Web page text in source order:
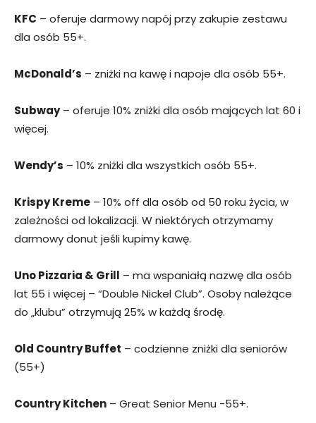
KFC – oferuje darmowy napój przy zakupie zestawu
dla osób 55+.
McDonald’s – zniżki na kawę i napoje dla osób 55+.
Subway– oferuje 10% zniżki dla osób mających lat 60 i
więcej.
Wendy’s – 10% zniżki dla wszystkich osób 55+.
Krispy Kreme – 10% off dla osób od 50 roku życia, w
zależności od lokalizacji. W niektórych otrzymamy
darmowy donut jeśli kupimy kawę.
Uno Pizzaria & Grill – ma wspaniałą nazwę dla osób
lat 55 i więcej – “Double Nickel Club”. Osoby należące
do „klubu” otrzymują 25% w każdą środę.
Old Country Buffet – codzienne zniżki dla seniorów
(55+)
Country Kitchen – Great Senior Menu -55+.